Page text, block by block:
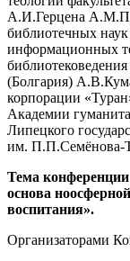
А.И.Герцена
библиотечных наук
информационных
(Болгария)
корпорации
Академии
Липецкого
им. П.П.Семёнова-
Тема конференции
основа
воспитания».
Организаторами